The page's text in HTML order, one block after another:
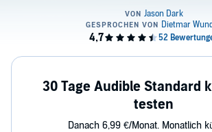
30 Tage Audible Standard
testen
Danach 6,99 €/Monat. Monatlich